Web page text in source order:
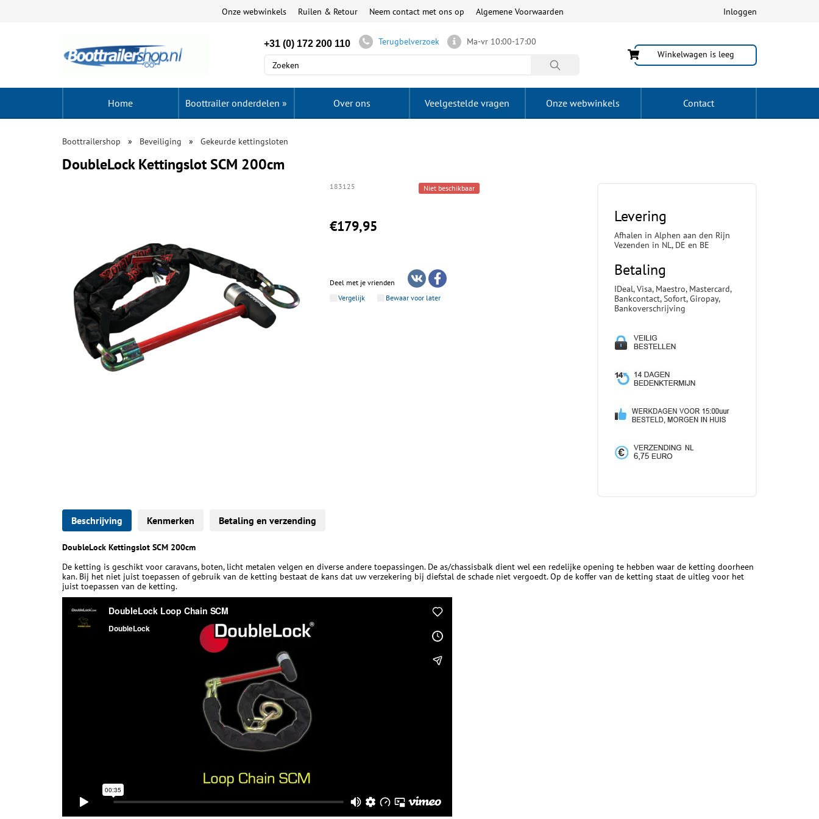
Inloggen
Onze webwinkels Ruilen & Retour Neem contact met ons op Algemene Voorwaarden
+31 (0) 172 200 110 Terugbelverzoek
Ma-vr 10:00-17:00
Winkelwagen is leeg
Home Boottrailer onderdelen » Over ons Veelgestelde vragen Onze webwinkels Contact
Boottrailershop Beveiliging Gekeurde kettingsloten
DoubleLock Kettingslot SCM 200cm
183125 Niet beschikbaar
€179,95
Deel met je vrienden
Vergelijk
Bewaar voor later
Levering
Afhalen in Alphen aan den Rijn
Vezenden in NL, DE en BE
Betaling
IDeal, Visa, Maestro, Mastercard,
Bankcontact, Sofort, Giropay,
Bankoverschrijving
Beschrijving Kenmerken Betaling en verzending
DoubleLock Kettingslot SCM 200cm
De ketting is geschikt voor caravans, boten, licht metalen velgen en diverse andere toepassingen. De as/chassisbalk dient wel een redelijke opening te hebben waar de ketting doorheen
kan. Bij het niet juist toepassen of gebruik van de ketting bestaat de kans dat uw verzekering bij diefstal de schade niet vergoedt. Op de koffer van de ketting staat de uitleg voor het
juist toepassen van de ketting.